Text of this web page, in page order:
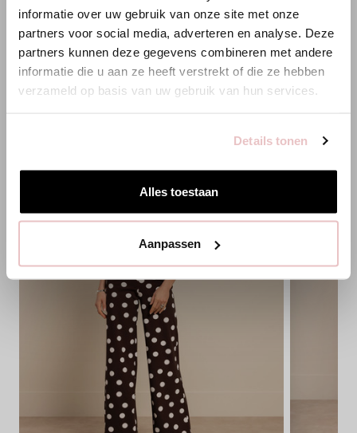
informatie over uw gebruik van onze site met onze
partners voor social media, adverteren en analyse. Deze
partners kunnen deze gegevens combineren met andere
informatie die u aan ze heeft verstrekt of die ze hebben
verzameld op basis van uw gebruik van hun services.
Details tonen
Alles toestaan
Aanpassen
PASSENDE PRODUKTE
Es scheint, dass du uns von einem anderen Land aus
Bist du am richtigen Ort?
Zur niederländischen Seite wechseln